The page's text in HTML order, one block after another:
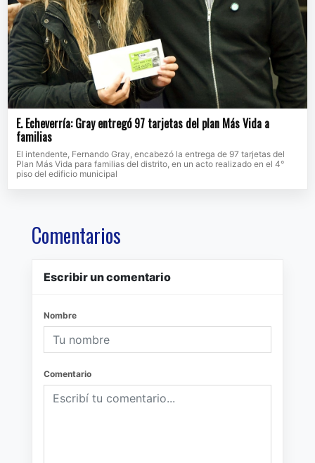
E. Echeverría: Gray entregó 97 tarjetas del plan Más Vida a
familias
El intendente, Fernando Gray, encabezó la entrega de 97 tarjetas del
Plan Más Vida para familias del distrito, en un acto realizado en el 4°
piso del edificio municipal
Comentarios
Escribir un comentario
Nombre
Comentario